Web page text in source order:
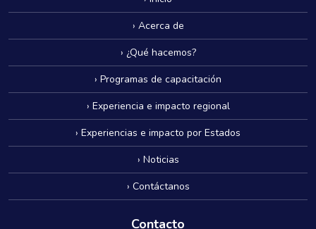
› Acerca de
› ¿Qué hacemos?
› Programas de capacitación
› Experiencia e impacto regional
› Experiencias e impacto por Estados
› Noticias
› Contáctanos
Contacto